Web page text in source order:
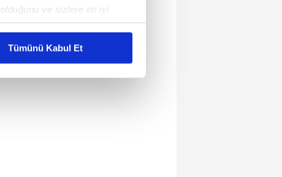
ve sizlere en iyi
karşılamak
kullanılmaktadır. Bu
sunulması
ve sizlere yönelik
detaylı bilgi için Ayarlar
Tümünü Kabul Et